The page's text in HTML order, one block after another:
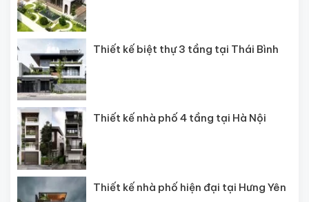
Thiết kế biệt thự 3 tầng tại Thái Bình
Thiết kế nhà phố 4 tầng tại Hà Nội
Thiết kế nhà phố hiện đại tại Hưng Yên